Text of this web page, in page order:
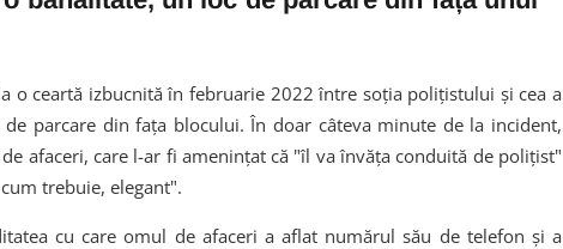
o ceartă izbucnită în februarie 2022 între soţia poliţistului şi cea a
parcare din faţa blocului. În doar câteva minute de la incident,
afaceri, care l-ar fi ameninţat că "îl va învăţa conduită de poliţist"
trebuie, elegant".
cu care omul de afaceri a aflat numărul său de telefon şi a